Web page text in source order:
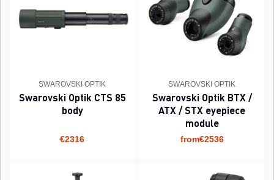
SWAROVSKI OPTIK
Swarovski Optik CTS 85
body
€2316
SWAROVSKI OPTIK
Swarovski Optik BTX /
ATX / STX eyepiece
module
from€2536